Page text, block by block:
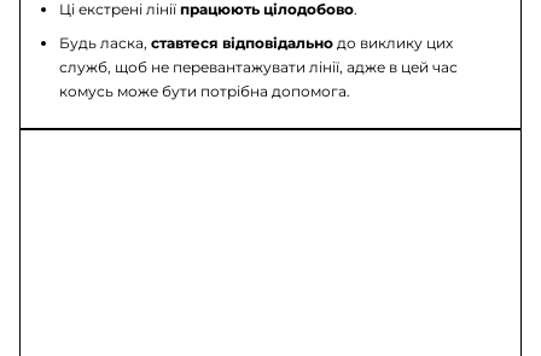
Ці екстрені лініїпрацюють цілодобово.
Будь ласка,ставтеся відповідально до виклику цих
служб, щоб не перевантажувати лінії, адже в цей час
комусь може бути потрібна допомога.